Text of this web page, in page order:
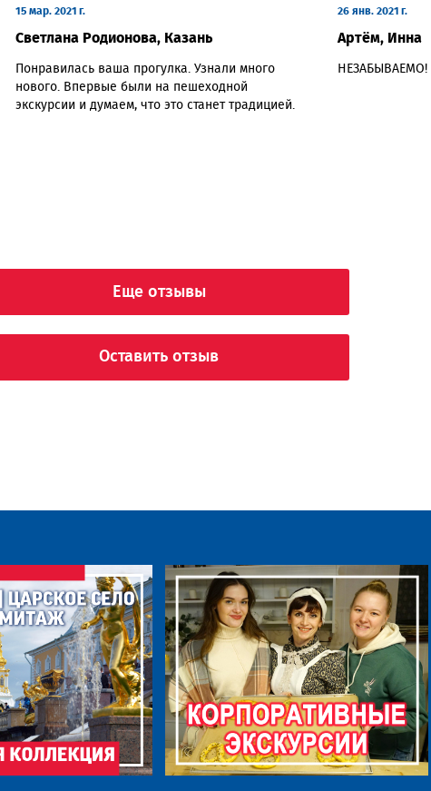
15 мар. 2021 г.
Светлана Родионова, Казань
Понравилась ваша прогулка. Узнали много
нового. Впервые были на пешеходной
экскурсии и думаем, что это станет традицией.
26 янв. 2021 г.
Артём, Инна
НЕЗАБЫВАЕМО!
Еще отзывы
Оставить отзыв